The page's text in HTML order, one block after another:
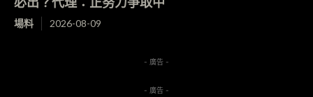
場料 2026-08-09
- 廣告 -
- 廣告 -